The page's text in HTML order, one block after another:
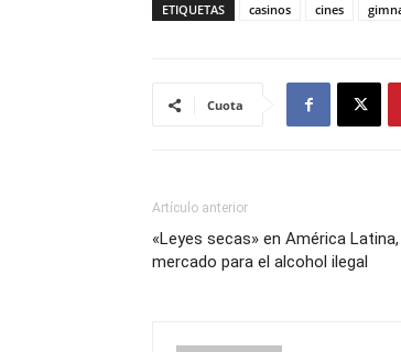
ETIQUETAS casinos cines
Cuota
Artículo anterior
«Leyes secas» en América
mercado para el alcohol ilegal